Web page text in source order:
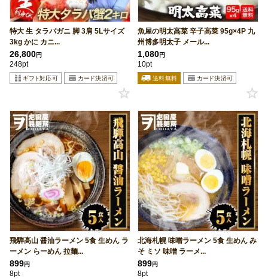
特大 生 タラバガニ 脚 3肩 5Lサイズ
3kg かに カニ...
26,800円
248pt
魚屋の明太高菜 辛子高菜 95g×4P 九
州博多明太子 メール...
1,080円
10pt
飛騨高山 醤油ラーメン 5食 生めん ラ
ーメン らーめん 拉麺...
899円
8pt
北海札幌 味噌ラーメン 5食 生めん み
そ ミソ 味噌 ラーメ...
899円
8pt